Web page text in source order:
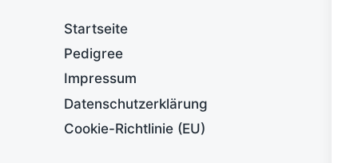
Startseite
Pedigree
Impressum
Datenschutzerklärung
Cookie-Richtlinie (EU)